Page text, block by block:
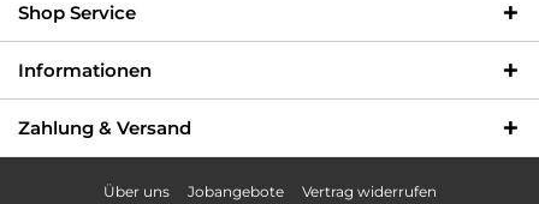
Shop Service
Informationen
Zahlung & Versand
Über uns Jobangebote
Vertrag widerrufen